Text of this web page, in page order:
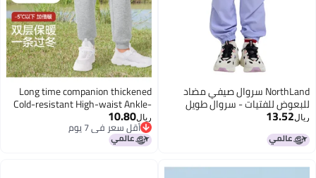
NorthLand سروال صيفي مضاد
للفتيات - سروال طويل
الاستخدامات وعصري
Long time companion thickened
Cold-resistant High-waist Ankle-
cuff Pants For Boys & Girls
10.80
أقل سعر في 7 يوم
أقل سعر في 7 يوم